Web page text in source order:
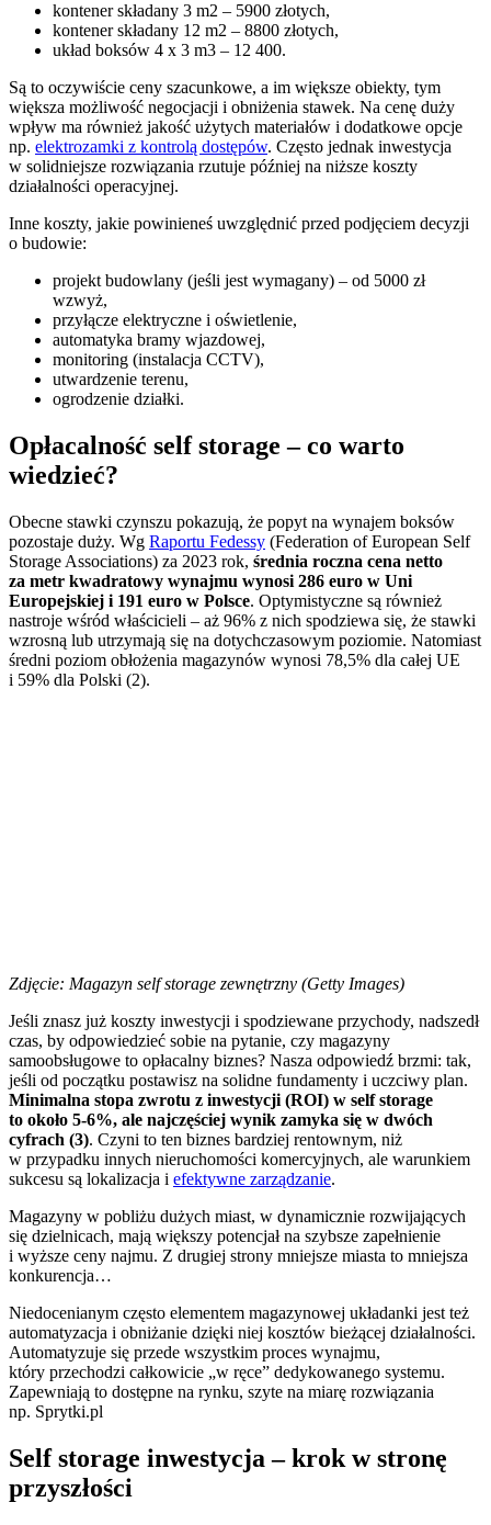
kontener składany 3 m2 – 5900 złotych,
kontener składany 12 m2 – 8800 złotych,
układ boksów 4 x 3 m3 – 12 400.
Są to oczywiście ceny szacunkowe, a im większe obiekty, tym
większa możliwość negocjacji i obniżenia stawek. Na cenę duży
wpływ ma również jakość użytych materiałów i dodatkowe opcje
np. elektrozamki z kontrolą dostępów. Często jednak inwestycja
w solidniejsze rozwiązania rzutuje później na niższe koszty
działalności operacyjnej.
Inne koszty, jakie powinieneś uwzględnić przed podjęciem decyzji
o budowie:
projekt budowlany (jeśli jest wymagany) – od 5000 zł
wzwyż,
przyłącze elektryczne i oświetlenie,
automatyka bramy wjazdowej,
monitoring (instalacja CCTV),
utwardzenie terenu,
ogrodzenie działki.
Opłacalność self storage – co warto
wiedzieć?
Obecne stawki czynszu pokazują, że popyt na wynajem boksów
pozostaje duży. Wg Raportu Fedessy (Federation of European Self
Storage Associations) za 2023 rok, średnia roczna cena netto
za metr kwadratowy wynajmu wynosi 286 euro w Uni
Europejskiej i 191 euro w Polsce. Optymistyczne są również
nastroje wśród właścicieli – aż 96% z nich spodziewa się, że stawki
wzrosną lub utrzymają się na dotychczasowym poziomie. Natomiast
średni poziom obłożenia magazynów wynosi 78,5% dla całej UE
i 59% dla Polski (2).
Zdjęcie: Magazyn self storage zewnętrzny (Getty Images)
Jeśli znasz już koszty inwestycji i spodziewane przychody, nadszedł
czas, by odpowiedzieć sobie na pytanie, czy magazyny
samoobsługowe to opłacalny biznes? Nasza odpowiedź brzmi: tak,
jeśli od początku postawisz na solidne fundamenty i uczciwy plan.
Minimalna stopa zwrotu z inwestycji (ROI) w self storage
to około 5-6%, ale najczęściej wynik zamyka się w dwóch
cyfrach (3). Czyni to ten biznes bardziej rentownym, niż
w przypadku innych nieruchomości komercyjnych, ale warunkiem
sukcesu są lokalizacja i efektywne zarządzanie.
Magazyny w pobliżu dużych miast, w dynamicznie rozwijających
się dzielnicach, mają większy potencjał na szybsze zapełnienie
i wyższe ceny najmu. Z drugiej strony mniejsze miasta to mniejsza
konkurencja…
Niedocenianym często elementem magazynowej układanki jest też
automatyzacja i obniżanie dzięki niej kosztów bieżącej działalności.
Automatyzuje się przede wszystkim proces wynajmu,
który przechodzi całkowicie „w ręce” dedykowanego systemu.
Zapewniają to dostępne na rynku, szyte na miarę rozwiązania
np. Sprytki.pl
Self storage inwestycja – krok w stronę
przyszłości